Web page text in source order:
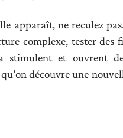
apparaît, ne reculez
complexe, tester des
stimulent et ouvrent
découvre une